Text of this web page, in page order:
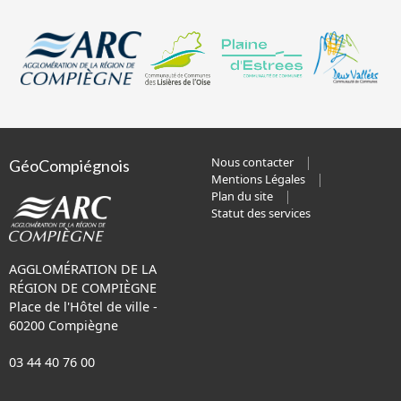
GéoCompiégnois
AGGLOMÉRATION DE LA
RÉGION DE COMPIÈGNE
Place de l'Hôtel de ville -
60200 Compiègne
03 44 40 76 00
Nous contacter
Mentions Légales
Plan du site
Statut des services